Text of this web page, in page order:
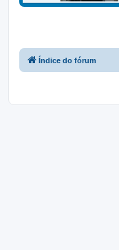
Índice do fórum